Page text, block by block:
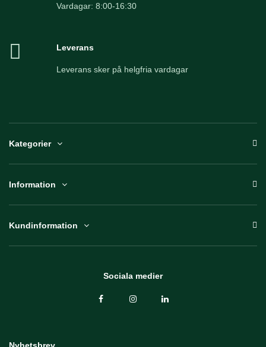
Vardagar: 8:00-16:30
Leverans
Leverans sker på helgfria vardagar
Kategorier
Information
Kundinformation
Sociala medier